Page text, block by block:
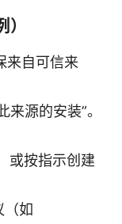
来自可信来
源的安装”。
或按指示创建
（如